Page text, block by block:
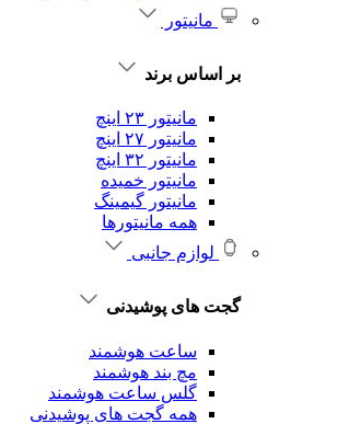
مانیتور
بر اساس برند
مانیتور ۲۳ اینچ
مانیتور ۲۷ اینچ
مانیتور ۳۲ اینچ
مانیتور خمیده
مانیتور گیمینگ
همه مانیتورها
لوازم جانبی
گجت های پوشیدنی
ساعت هوشمند
مچ بند هوشمند
گلس ساعت هوشمند
همه گجت های پوشیدنی